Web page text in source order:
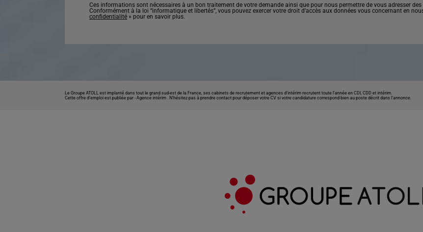
Ces informations sont nécessaires à un bon traitement de votre demande ainsi que pour nous permettre de vous adresser des
Conformément à la loi “informatique et libertés”, vous pouvez exercer votre droit d’accès aux données vous concernant en
confidentialité » pour en savoir plus.
Le Groupe ATOLL est implanté dans tout le grand sud-est de la France, ses cabinets de recrutement et agences d’intérim recrutent toute l’année en CDI, CDD et intérim.
Cette offre d’emploi est publiée par -Agence intérim . N’hésitez pas à prendre contact pour déposer votre CV si votre candidature correspond bien au poste décrit dans l'annonce.